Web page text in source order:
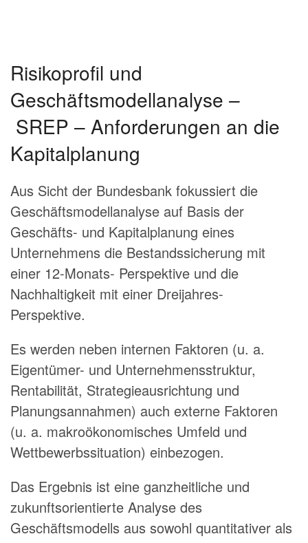
Risikoprofil und
Geschäftsmodellanalyse –
SREP – Anforderungen an die
Kapitalplanung
Aus Sicht der Bundesbank fokussiert die
Geschäftsmodellanalyse auf Basis der
Geschäfts- und Kapitalplanung eines
Unternehmens die Bestandssicherung mit
einer 12-Monats- Perspektive und die
Nachhaltigkeit mit einer Dreijahres-
Perspektive.
Es werden neben internen Faktoren (u. a.
Eigentümer- und Unternehmensstruktur,
Rentabilität, Strategieausrichtung und
Planungsannahmen) auch externe Faktoren
(u. a. makroökonomisches Umfeld und
Wettbewerbssituation) einbezogen.
Das Ergebnis ist eine ganzheitliche und
zukunftsorientierte Analyse des
Geschäftsmodells aus sowohl quantitativer als